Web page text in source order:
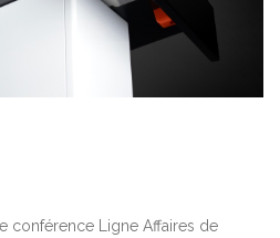
conférence Ligne Affaires de